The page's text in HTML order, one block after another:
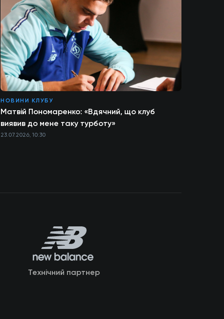
НОВИНИ КЛУБУ
Матвій Пономаренко: «Вдячний, що клуб
виявив до мене таку турботу»
23.07.2026, 10:30
Технічний партнер